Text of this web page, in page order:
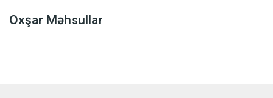
Oxşar Məhsullar